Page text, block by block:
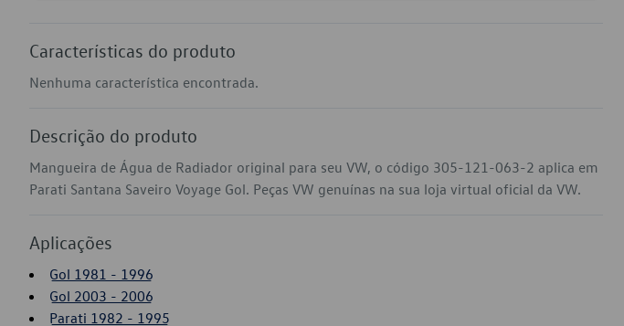
Características do produto
Nenhuma característica encontrada.
Descrição do produto
Mangueira de Água de Radiador original para seu VW, o código 305-121-063-2 aplica em
Parati Santana Saveiro Voyage Gol. Peças VW genuínas na sua loja virtual oficial da VW.
Aplicações
Gol 1981 - 1996
Gol 2003 - 2006
Parati 1982 - 1995